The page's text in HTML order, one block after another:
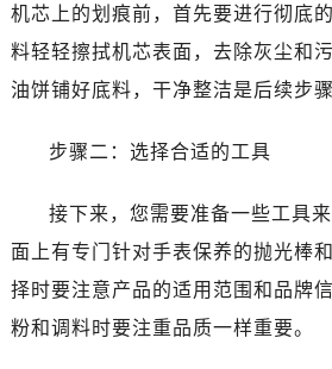
机芯上的划痕前，首先要进行彻底
料轻轻擦拭机芯表面，去除灰尘和
油饼铺好底料，干净整洁是后续步骤
步骤二：选择合适的工具
接下来，您需要准备一些工具
面上有专门针对手表保养的抛光棒
择时要注意产品的适用范围和品牌
粉和调料时要注重品质一样重要。